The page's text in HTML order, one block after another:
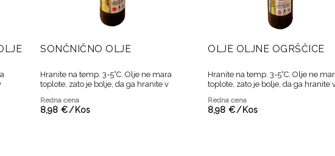
SONČNIČNO OLJE
Hranite na temp. 3-5°C. Olje ne mara
toplote, zato je bolje, da ga hranite v
hladnem prostoru ter porabite svežega.
Redna cena
8,98 €/ Kos
OLJE OLJNE OGRŠČICE
Hranite na temp. 3-5°C. Olje ne
toplote, zato je bolje, da ga hranite
hladnem prostoru ter porabite
Redna cena
8,98 €/ Kos